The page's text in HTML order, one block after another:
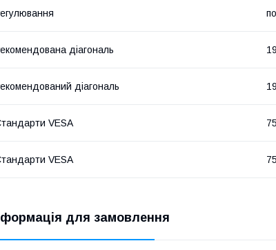
діагональ
діагональ
VESA
VESA
для замовлення